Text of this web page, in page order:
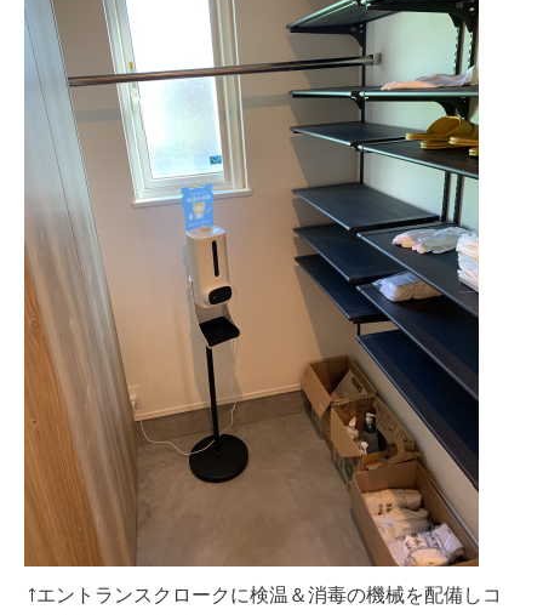
↑エントランスクロークに検温＆消毒の機械を配備しコ